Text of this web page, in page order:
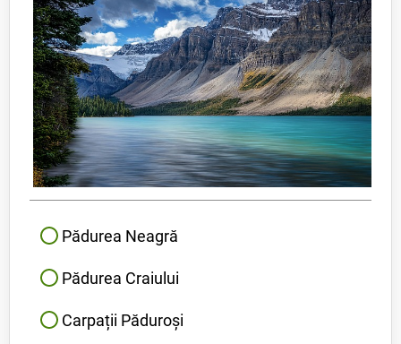
Pădurea Neagră
Pădurea Craiului
Carpații Păduroși